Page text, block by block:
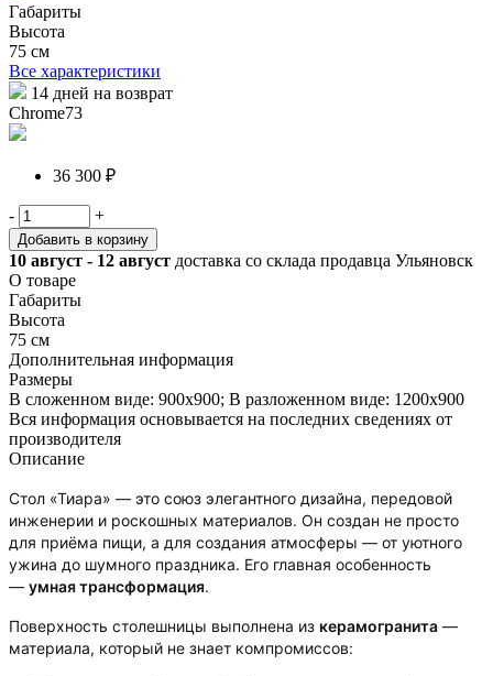
Габариты
Высота
75 см
Все характеристики
14 дней на возврат
Chrome73
36 300 ₽
- +
Добавить в корзину
10 август - 12 август доставка со склада продавца Ульяновск
О товаре
Габариты
Высота
75 см
Дополнительная информация
Размеры
В сложенном виде: 900х900; В разложенном виде: 1200х900
Вся информация основывается на последних сведениях от
производителя
Описание
Стол «Тиара» — это союз элегантного дизайна, передовой
инженерии и роскошных материалов. Он создан не просто
для приёма пищи, а для создания атмосферы — от уютного
ужина до шумного праздника. Его главная особенность
— умная трансформация.
Поверхность столешницы выполнена из керамогранита —
материала, который не знает компромиссов: